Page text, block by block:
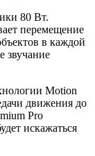
80 Вт.
перемещение
в каждой
звучание
Motion
движения до
Pro
искажаться